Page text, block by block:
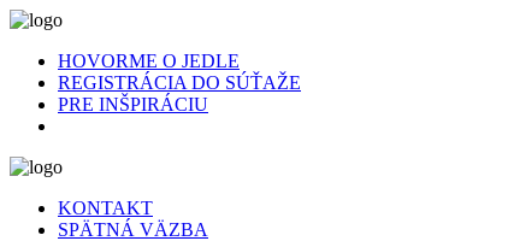
HOVORME O JEDLE
REGISTRÁCIA DO SÚŤAŽE
PRE INŠPIRÁCIU
KONTAKT
SPÄTNÁ VÄZBA